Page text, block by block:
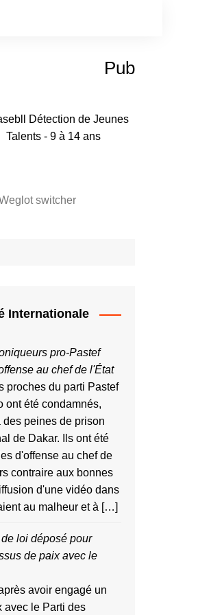
Pub
switcher
Internationale
pro-Pastef
au chef de l'État
proches du parti Pastef
ont été condamnés,
des peines de prison
de Dakar. Ils ont été
d'offense au chef de
contraire aux bonnes
d'une vidéo dans
au malheur et à […]
loi déposé pour
de paix avec le
avoir engagé un
avec le Parti des